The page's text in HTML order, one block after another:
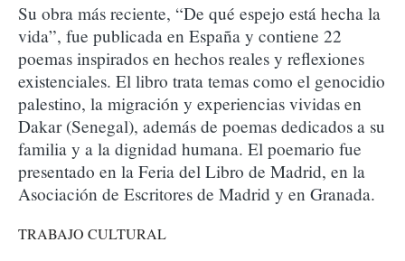
Su obra más reciente, “De qué espejo está hecha la
vida”, fue publicada en España y contiene 22
poemas inspirados en hechos reales y reflexiones
existenciales. El libro trata temas como el genocidio
palestino, la migración y experiencias vividas en
Dakar (Senegal), además de poemas dedicados a su
familia y a la dignidad humana. El poemario fue
presentado en la Feria del Libro de Madrid, en la
Asociación de Escritores de Madrid y en Granada.
TRABAJO CULTURAL